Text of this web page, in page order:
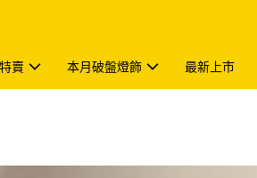
賣 本月破盤燈飾 最新上市